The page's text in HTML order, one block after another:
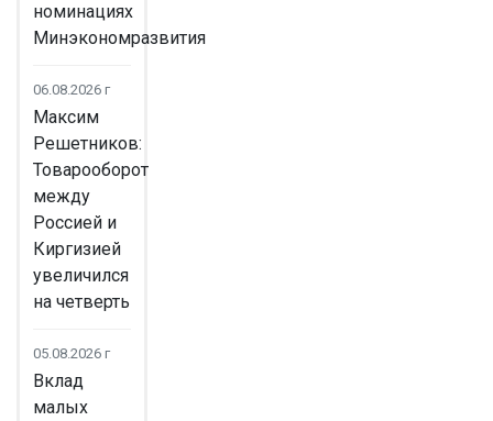
номинациях
Минэкономразвития
06.08.2026 г
Максим
Решетников:
Товарооборот
между
Россией и
Киргизией
увеличился
на четверть
05.08.2026 г
Вклад
малых